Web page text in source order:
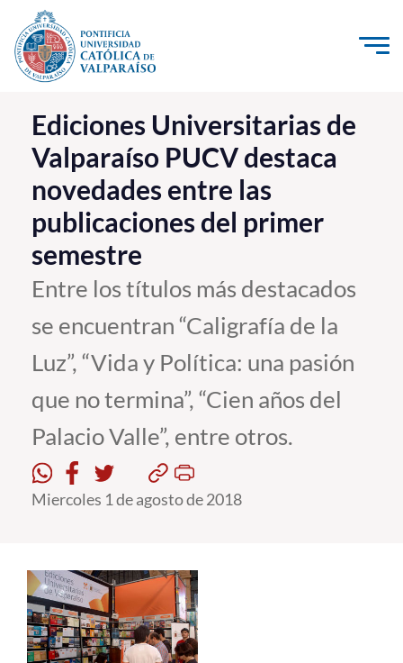
Click acá para ir directamente al contenido
La Universidad
Investigación, Creación e Innovación
PUCV Internacional
Vinculación con el Medio
Admisión
Pregrado
Postgrado
Formación Continua
Académicos
English
Ediciones Universitarias de
Valparaíso PUCV destaca
novedades entre las
publicaciones del primer
semestre
Entre los títulos más destacados
se encuentran “Caligrafía de la
Luz”, “Vida y Política: una pasión
que no termina”, “Cien años del
Palacio Valle”, entre otros.
Miercoles 1 de agosto de 2018